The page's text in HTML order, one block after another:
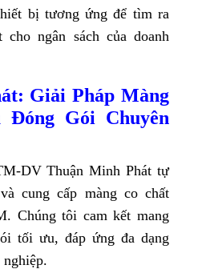
bị tương ứng để tìm ra
ngân sách của doanh
Giải Pháp Màng
Gói Chuyên
DV Thuận Minh Phát tự
cung cấp màng co chất
Chúng tôi cam kết mang
tối ưu, đáp ứng đa dạng
nghiệp.